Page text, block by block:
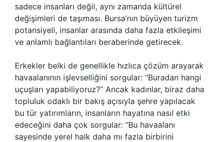
sadece insanları değil, aynı zamanda kültürel
değişimleri de taşıması. Bursa’nın büyüyen turizm
potansiyeli, insanlar arasında daha fazla etkileşimi
ve anlamlı bağlantıları beraberinde getirecek.
Erkekler belki de genellikle hızlıca çözüm arayarak
havaalanının işlevselliğini sorgular: “Buradan hangi
uçuşları yapabiliyoruz?” Ancak kadınlar, biraz daha
topluluk odaklı bir bakış açısıyla şehre yapılacak
bu tür yatırımların, insanların hayatına nasıl etki
edeceğini daha çok sorgular: “Bu havaalanı
sayesinde yerel halk daha mı fazla birbirini